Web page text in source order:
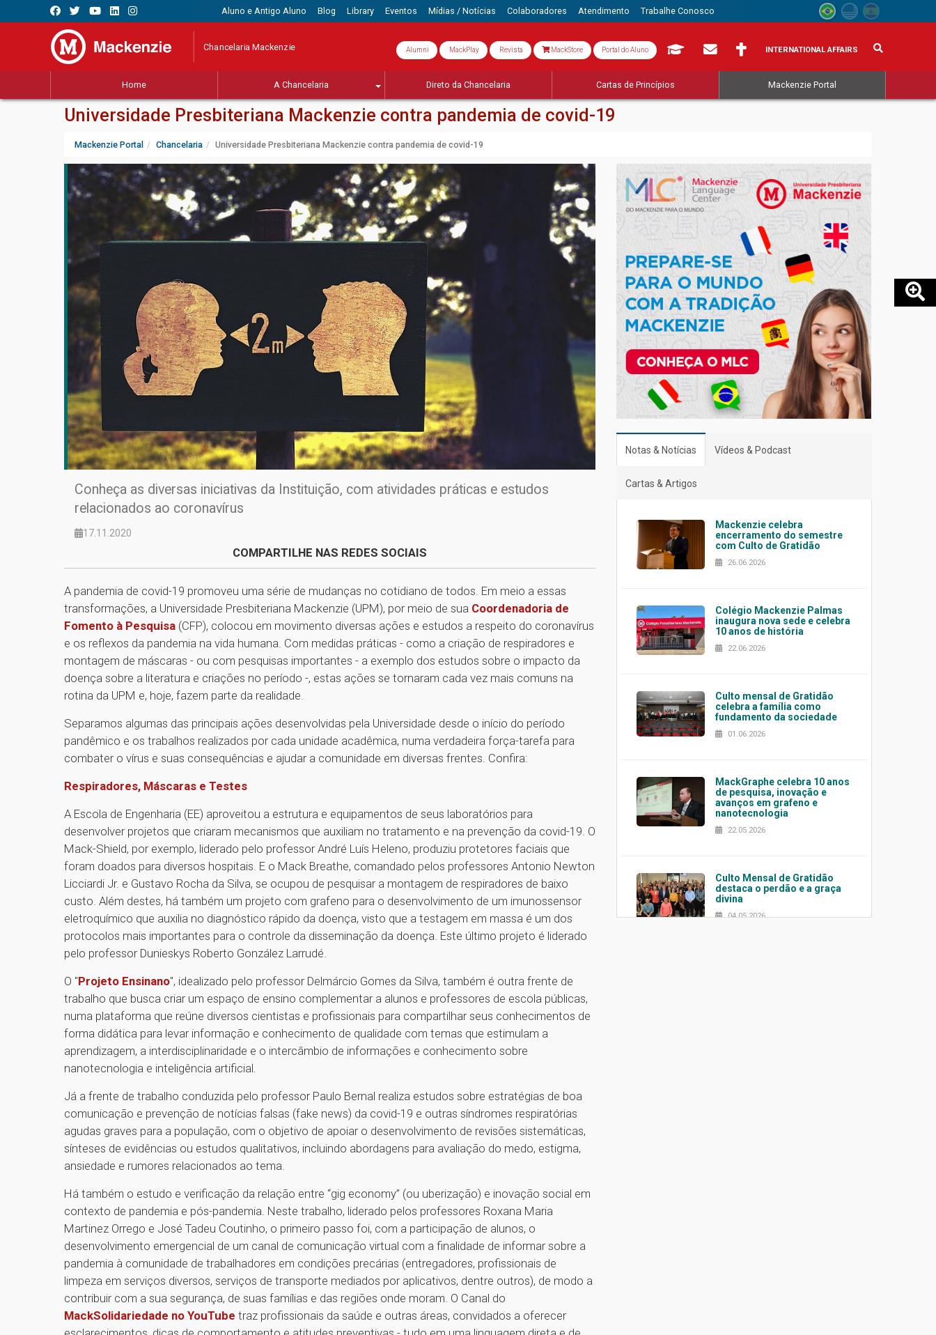
Aluno e Antigo Aluno Blog Library Eventos Mídias / Notícias Colaboradores Atendimento Trabalhe Conosco
Chancelaria Mackenzie Alumni MackPlay Revista MackStore Portal do Aluno INTERNATIONAL AFFAIRS
Home A Chancelaria Direto da Chancelaria Cartas de Princípios Mackenzie Portal
Universidade Presbiteriana Mackenzie contra pandemia de covid-19
Mackenzie Portal Chancelaria Universidade Presbiteriana Mackenzie contra pandemia de covid-19
Conheça as diversas iniciativas da Instituição, com atividades práticas e estudos
relacionados ao coronavírus
17.11.2020
COMPARTILHE NAS REDES SOCIAIS
A pandemia de covid-19 promoveu uma série de mudanças no cotidiano de todos. Em meio a essas
transformações, a Universidade Presbiteriana Mackenzie (UPM), por meio de sua Coordenadoria de
Fomento à Pesquisa (CFP), colocou em movimento diversas ações e estudos a respeito do coronavírus
e os reflexos da pandemia na vida humana. Com medidas práticas - como a criação de respiradores e
montagem de máscaras - ou com pesquisas importantes - a exemplo dos estudos sobre o impacto da
doença sobre a literatura e criações no período -, estas ações se tornaram cada vez mais comuns na
rotina da UPM e, hoje, fazem parte da realidade.
Separamos algumas das principais ações desenvolvidas pela Universidade desde o início do período
pandêmico e os trabalhos realizados por cada unidade acadêmica, numa verdadeira força-tarefa para
combater o vírus e suas consequências e ajudar a comunidade em diversas frentes. Confira:
Respiradores, Máscaras e Testes
A Escola de Engenharia (EE) aproveitou a estrutura e equipamentos de seus laboratórios para
desenvolver projetos que criaram mecanismos que auxiliam no tratamento e na prevenção da covid-19. O
Mack-Shield, por exemplo, liderado pelo professor André Luís Heleno, produziu protetores faciais que
foram doados para diversos hospitais. E o Mack Breathe, comandado pelos professores Antonio Newton
Licciardi Jr. e Gustavo Rocha da Silva, se ocupou de pesquisar a montagem de respiradores de baixo
custo. Além destes, há também um projeto com grafeno para o desenvolvimento de um imunossensor
eletroquímico que auxilia no diagnóstico rápido da doença, visto que a testagem em massa é um dos
protocolos mais importantes para o controle da disseminação da doença. Este último projeto é liderado
pelo professor Dunieskys Roberto González Larrudé.
O "Projeto Ensinano", idealizado pelo professor Delmárcio Gomes da Silva, também é outra frente de
trabalho que busca criar um espaço de ensino complementar a alunos e professores de escola públicas,
numa plataforma que reúne diversos cientistas e profissionais para compartilhar seus conhecimentos de
forma didática para levar informação e conhecimento de qualidade com temas que estimulam a
aprendizagem, a interdisciplinaridade e o intercâmbio de informações e conhecimento sobre
nanotecnologia e inteligência artificial.
Já a frente de trabalho conduzida pelo professor Paulo Bernal realiza estudos sobre estratégias de boa
comunicação e prevenção de notícias falsas (fake news) da covid-19 e outras síndromes respiratórias
agudas graves para a população, com o objetivo de apoiar o desenvolvimento de revisões sistemáticas,
sínteses de evidências ou estudos qualitativos, incluindo abordagens para avaliação do medo, estigma,
ansiedade e rumores relacionados ao tema.
Há também o estudo e verificação da relação entre “gig economy” (ou uberização) e inovação social em
contexto de pandemia e pós-pandemia. Neste trabalho, liderado pelos professores Roxana Maria
Martinez Orrego e José Tadeu Coutinho, o primeiro passo foi, com a participação de alunos, o
desenvolvimento emergencial de um canal de comunicação virtual com a finalidade de informar sobre a
pandemia à comunidade de trabalhadores em condições precárias (entregadores, profissionais de
limpeza em serviços diversos, serviços de transporte mediados por aplicativos, dentre outros), de modo a
contribuir com a sua segurança, de suas famílias e das regiões onde moram. O Canal do
MackSolidariedade no YouTube traz profissionais da saúde e outras áreas, convidados a oferecer
Notas & Notícias Vídeos & Podcast
Cartas & Artigos
Mackenzie celebra
encerramento do semestre
com Culto de Gratidão
26.06.2026
Colégio Mackenzie Palmas
inaugura nova sede e celebra
10 anos de história
22.06.2026
Culto mensal de Gratidão
celebra a família como
fundamento da sociedade
01.06.2026
MackGraphe celebra 10 anos
de pesquisa, inovação e
avanços em grafeno e
nanotecnologia
22.05.2026
Culto Mensal de Gratidão
destaca o perdão e a graça
divina
04.05.2026